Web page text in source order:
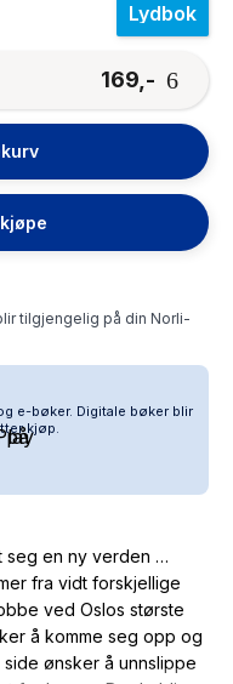
Lydbok
169,-
tilgjengelig på din Norli-
e-bøker. Digitale bøker blir
kjøp.
seg en ny verden …
fra vidt forskjellige
ved Oslos største
å komme seg opp og
ønsker å unnslippe